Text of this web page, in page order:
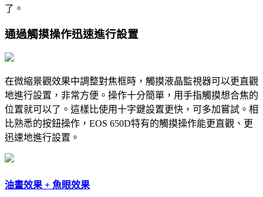
了。
通過觸摸操作迅速進行設置
在微縮景觀效果中調整對焦框時，觸摸液晶監視器可以更直觀
地進行設置，非常方便。操作十分簡單，用手指觸摸想合焦的
位置就可以了。這樣比使用十字鍵設置更快，可多加嘗試。 相
比熟悉的按鈕操作，EOS 650D特有的觸摸操作能更直觀、更
迅速地進行設置。
油畫效果 + 魚眼效果